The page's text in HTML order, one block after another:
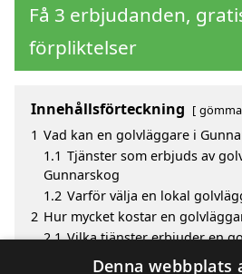
Få 3 erbjudanden,
förpliktelser
Innehållsförteckning gömma
1 Vad kan en golvläggare i
1.1 Tjänster som erbjuds av
Gunnarskog
1.2 Varför välja en lokal
2 Hur mycket kostar en
2.1 Vilka tjänster erbjuder en
Fördelar med att välja
Denna webbplats